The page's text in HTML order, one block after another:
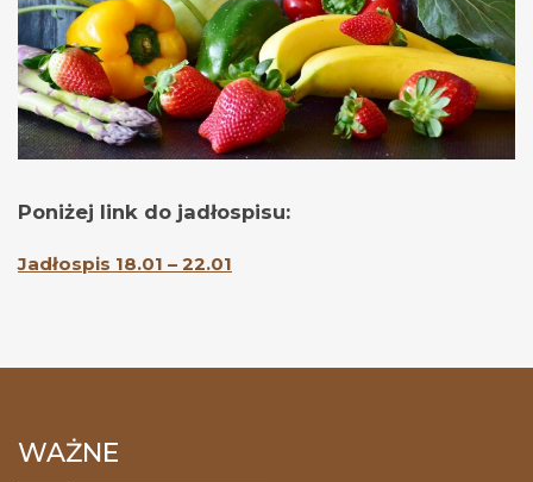
Poniżej link do jadłospisu:
Jadłospis 18.01 – 22.01
WAŻNE